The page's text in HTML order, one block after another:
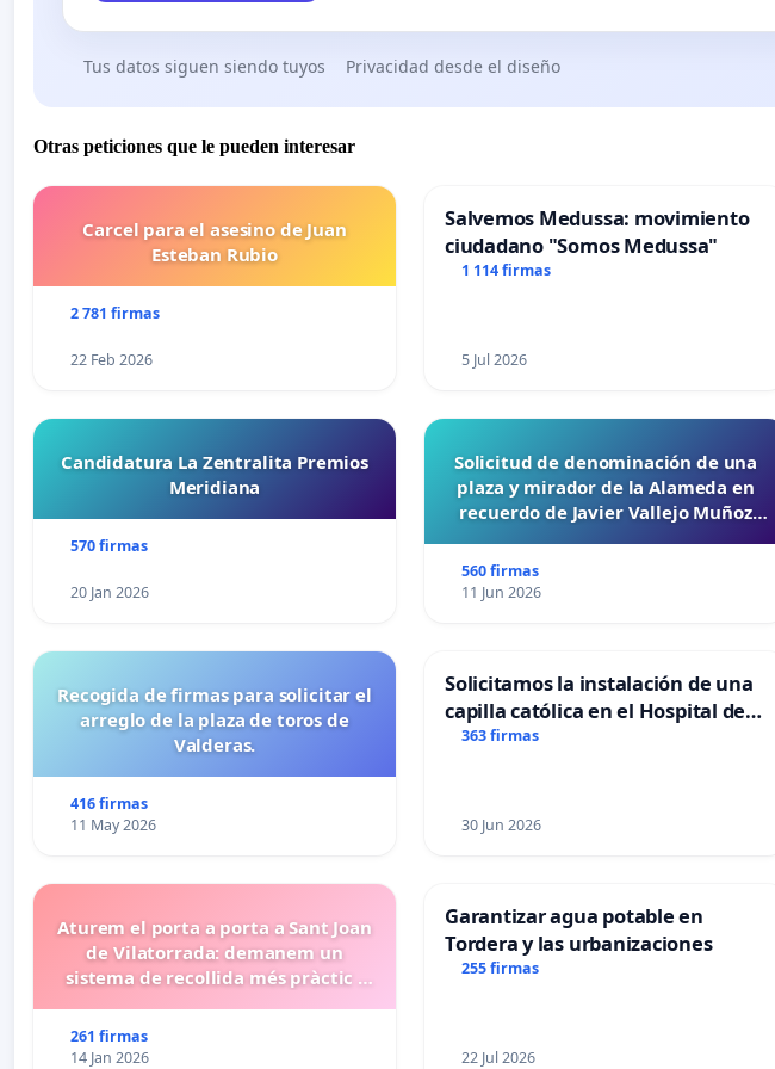
Tus datos siguen siendo tuyos Privacidad desde el diseño
Otras peticiones que le pueden interesar
Carcel para el asesino de Juan
Esteban Rubio
2 781 firmas
22 Feb 2026
Salvemos Medussa: movimiento
ciudadano "Somos Medussa"
1 114 firmas
5 Jul 2026
Candidatura La Zentralita Premios
Meridiana
570 firmas
20 Jan 2026
Solicitud de denominación de una
plaza y mirador de la Alameda en
recuerdo de Javier Vallejo Muñoz
560 firmas
11 Jun 2026
Recogida de firmas para solicitar el
arreglo de la plaza de toros de
Valderas.
416 firmas
11 May 2026
Solicitamos la instalación de una
capilla católica en el Hospital de
Alcañiz
363 firmas
30 Jun 2026
Aturem el porta a porta a Sant Joan
de Vilatorrada: demanem un
sistema de recollida més pràctic i
261 firmas
14 Jan 2026
Garantizar agua potable en
Tordera y las urbanizaciones
255 firmas
22 Jul 2026